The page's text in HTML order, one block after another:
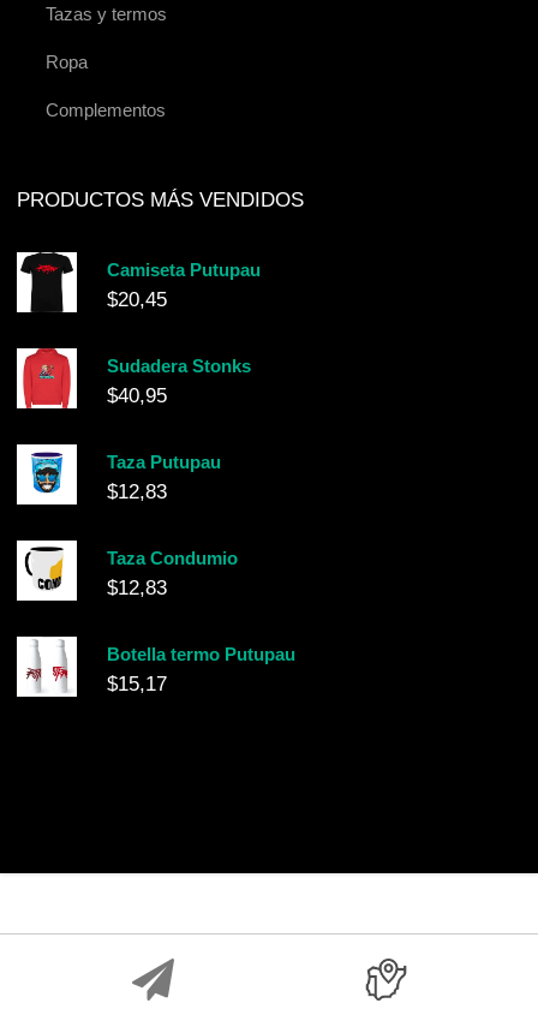
Tazas y termos
Ropa
Complementos
PRODUCTOS MÁS VENDIDOS
Camiseta Putupau
$20,45
Sudadera Stonks
$40,95
Taza Putupau
$12,83
Taza Condumio
$12,83
Botella termo Putupau
$15,17